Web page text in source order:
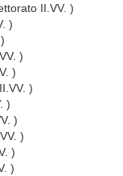
II.VV. )
)
)
)
)
)
)
)
)
)